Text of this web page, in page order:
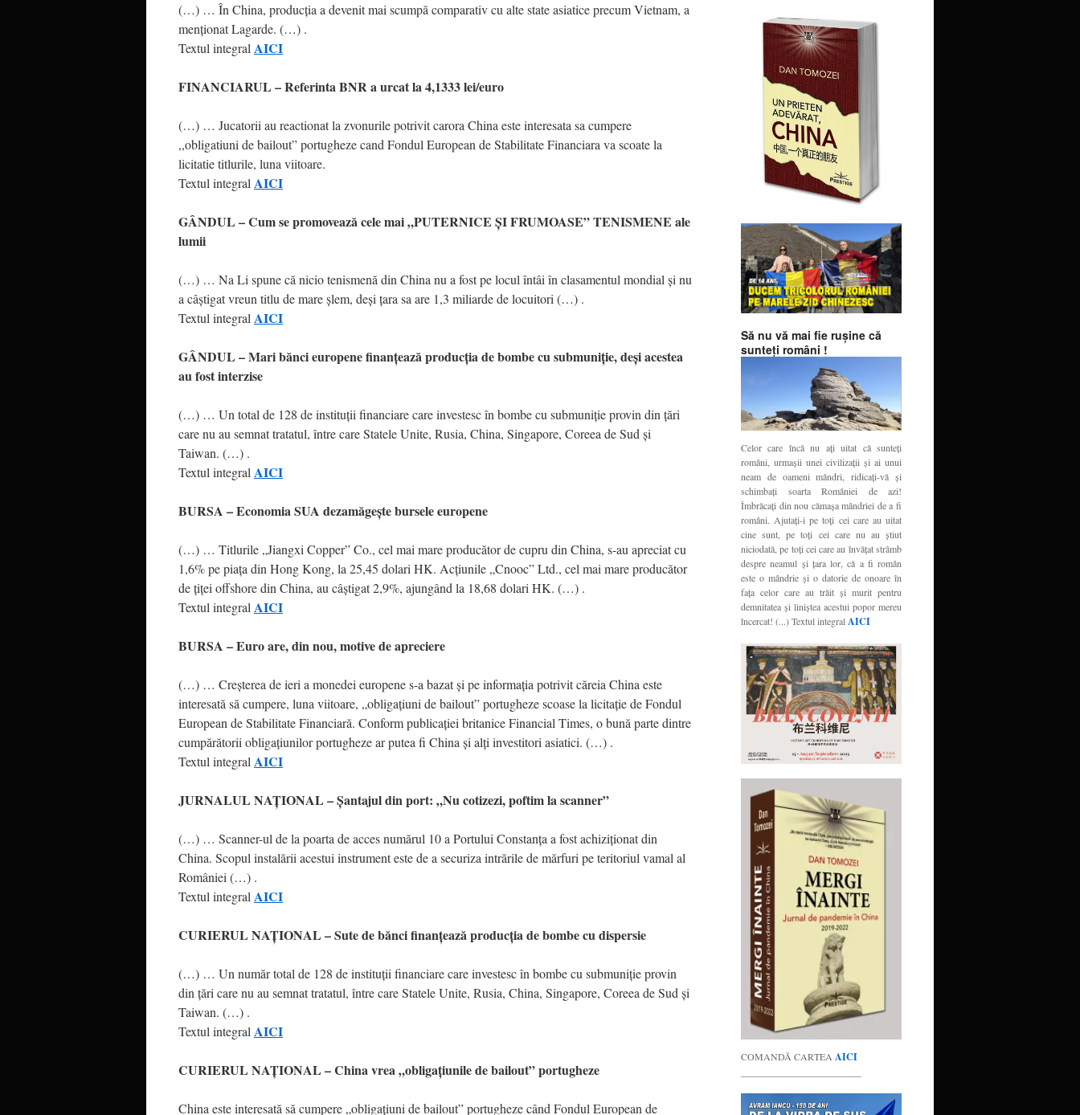
(…) … În China, producţia a devenit mai scumpă comparativ cu alte state asiatice precum Vietnam, a
menţionat Lagarde. (…) .
Textul integral AICI
FINANCIARUL – Referinta BNR a urcat la 4,1333 lei/euro
(…) … Jucatorii au reactionat la zvonurile potrivit carora China este interesata sa cumpere
,,obligatiuni de bailout” portugheze cand Fondul European de Stabilitate Financiara va scoate la
licitatie titlurile, luna viitoare.
Textul integral AICI
GÂNDUL – Cum se promovează cele mai „PUTERNICE ŞI FRUMOASE” TENISMENE ale
lumii
(…) … Na Li spune că nicio tenismenă din China nu a fost pe locul întâi în clasamentul mondial şi nu
a câştigat vreun titlu de mare şlem, deşi ţara sa are 1,3 miliarde de locuitori (…) .
Textul integral AICI
GÂNDUL – Mari bănci europene finanţează producţia de bombe cu submuniţie, deşi acestea
au fost interzise
(…) … Un total de 128 de instituţii financiare care investesc în bombe cu submuniţie provin din ţări
care nu au semnat tratatul, între care Statele Unite, Rusia, China, Singapore, Coreea de Sud şi
Taiwan. (…) .
Textul integral AICI
BURSA – Economia SUA dezamăgeşte bursele europene
(…) … Titlurile „Jiangxi Copper” Co., cel mai mare producător de cupru din China, s-au apreciat cu
1,6% pe piaţa din Hong Kong, la 25,45 dolari HK. Acţiunile „Cnooc” Ltd., cel mai mare producător
de ţiţei offshore din China, au câştigat 2,9%, ajungând la 18,68 dolari HK. (…) .
Textul integral AICI
BURSA – Euro are, din nou, motive de apreciere
(…) … Creşterea de ieri a monedei europene s-a bazat şi pe informaţia potrivit căreia China este
interesată să cumpere, luna viitoare, „obligaţiuni de bailout” portugheze scoase la licitaţie de Fondul
European de Stabilitate Financiară. Conform publicaţiei britanice Financial Times, o bună parte dintre
cumpărătorii obligaţiunilor portugheze ar putea fi China şi alţi investitori asiatici. (…) .
Textul integral AICI
JURNALUL NAŢIONAL – Şantajul din port: „Nu cotizezi, poftim la scanner”
(…) … Scanner-ul de la poarta de acces numărul 10 a Portului Constanţa a fost achiziţionat din
China. Scopul instalării acestui instrument este de a securiza intrările de mărfuri pe teritoriul vamal al
României (…) .
Textul integral AICI
CURIERUL NAŢIONAL – Sute de bănci finanţează producţia de bombe cu dispersie
(…) … Un număr total de 128 de instituţii financiare care investesc în bombe cu submuniţie provin
din ţări care nu au semnat tratatul, între care Statele Unite, Rusia, China, Singapore, Coreea de Sud şi
Taiwan. (…) .
Textul integral AICI
CURIERUL NAŢIONAL – China vrea „obligaţiunile de bailout” portugheze
China este interesată să cumpere „obligaţiuni de bailout” portugheze când Fondul European de
Să nu vă mai fie ruşine că
sunteţi români !
Celor care încă nu aţi uitat că sunteţi
români, urmaşii unei civilizaţii şi ai unui
neam de oameni mândri, ridicaţi-vă şi
schimbaţi soarta României de azi!
Îmbrăcaţi din nou cămaşa mândriei de a fi
români. Ajutaţi-i pe toţi cei care au uitat
cine sunt, pe toţi cei care nu au ştiut
niciodată, pe toţi cei care au învăţat strâmb
despre neamul şi ţara lor, că a fi român
este o mândrie şi o datorie de onoare în
faţa celor care au trăit şi murit pentru
demnitatea şi liniştea acestui popor mereu
încercat! (...) Textul integralAICI
COMANDĂ CARTEA AICI